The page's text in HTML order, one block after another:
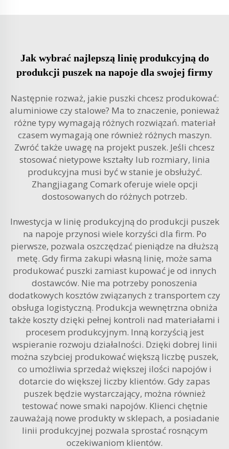
Jak wybrać najlepszą linię produkcyjną do
produkcji puszek na napoje dla swojej firmy
Następnie rozważ, jakie puszki chcesz produkować:
aluminiowe czy stalowe? Ma to znaczenie, ponieważ
różne typy wymagają różnych rozwiązań. materiał
czasem wymagają one również różnych maszyn.
Zwróć także uwagę na projekt puszek. Jeśli chcesz
stosować nietypowe kształty lub rozmiary, linia
produkcyjna musi być w stanie je obsłużyć.
Zhangjiagang Comark oferuje wiele opcji
dostosowanych do różnych potrzeb.
Inwestycja w linię produkcyjną do produkcji puszek
na napoje przynosi wiele korzyści dla firm. Po
pierwsze, pozwala oszczędzać pieniądze na dłuższą
metę. Gdy firma zakupi własną linię, może sama
produkować puszki zamiast kupować je od innych
dostawców. Nie ma potrzeby ponoszenia
dodatkowych kosztów związanych z transportem czy
obsługa logistyczną. Produkcja wewnętrzna obniża
także koszty dzięki pełnej kontroli nad materiałami i
procesem produkcyjnym. Inną korzyścią jest
wspieranie rozwoju działalności. Dzięki dobrej linii
można szybciej produkować większą liczbę puszek,
co umożliwia sprzedaż większej ilości napojów i
dotarcie do większej liczby klientów. Gdy zapas
puszek będzie wystarczający, można również
testować nowe smaki napojów. Klienci chętnie
zauważają nowe produkty w sklepach, a posiadanie
linii produkcyjnej pozwala sprostać rosnącym
oczekiwaniom klientów.